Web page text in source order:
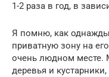
1-2 раза в год, в
Я помню, как
приватную зону на
очень людном
деревья и